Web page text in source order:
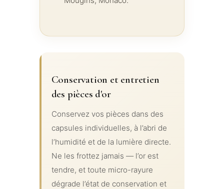
Conservation et entretien
des pièces d'or
Conservez vos pièces dans des
capsules individuelles, à l’abri de
l’humidité et de la lumière directe.
Ne les frottez jamais — l’or est
tendre, et toute micro-rayure
dégrade l’état de conservation et